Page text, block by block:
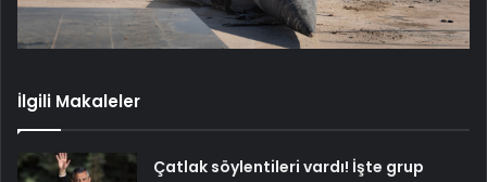
İlgili Makaleler
Çatlak söylentileri vardı! İşte grup